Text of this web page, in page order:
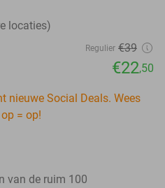
locaties)
Regulier €39
€22,50
nieuwe Social Deals. Wees
= op!
van de ruim 100